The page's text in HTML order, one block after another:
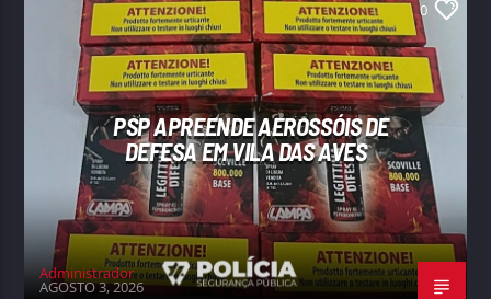
0
PSP APREENDE AEROSSÓIS DE
DEFESA EM VILA DAS AVES
Administrador
AGOSTO 3, 2026